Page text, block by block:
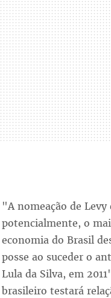
"A nomeação de Levy
potencialmente, o
economia do Brasil
posse ao suceder o
Lula da Silva, em
brasileiro testará